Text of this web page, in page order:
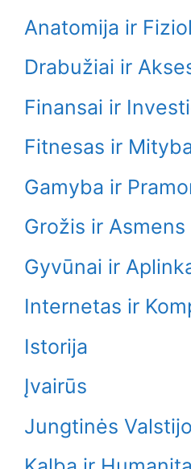
Anatomija ir
Drabužiai ir
Finansai ir
Fitnesas ir
Gamyba ir
Grožis ir
Gyvūnai ir
Internetas ir
Istorija
Įvairūs
Jungtinės